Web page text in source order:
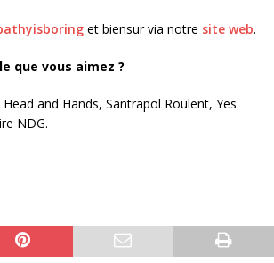
et biensur via notre site web.
que vous aimez ?
and Hands, Santrapol Roulent, Yes
NDG.